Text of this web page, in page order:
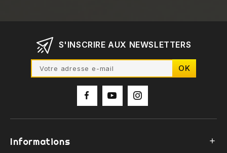
S'INSCRIRE AUX NEWSLETTERS
Informations 